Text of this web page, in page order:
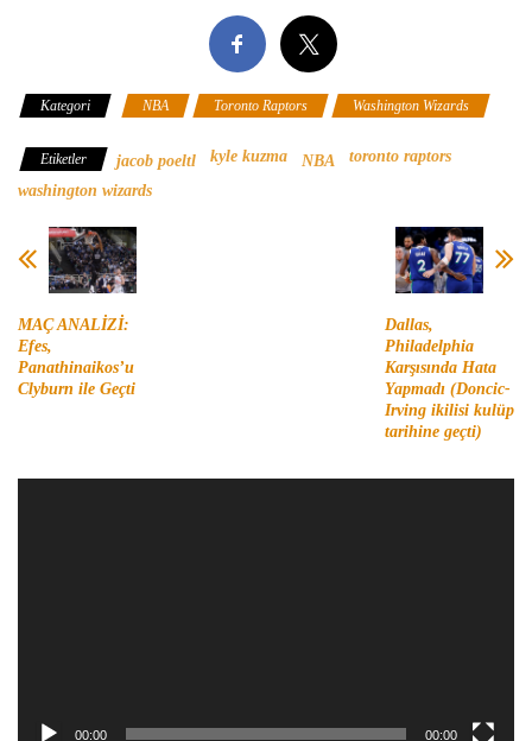
Kategori NBA Toronto Raptors Washington Wizards
Etiketler jacob poeltl kyle kuzma NBA
toronto raptors
washington wizards
MAÇ ANALİZİ:
Efes,
Panathinaikos’u
Clyburn ile Geçti
Dallas,
Philadelphia
Karşısında Hata
Yapmadı (Doncic-
Irving ikilisi kulüp
tarihine geçti)
00:00 00:00